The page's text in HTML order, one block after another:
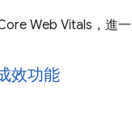
Web Vitals，進一
效功能